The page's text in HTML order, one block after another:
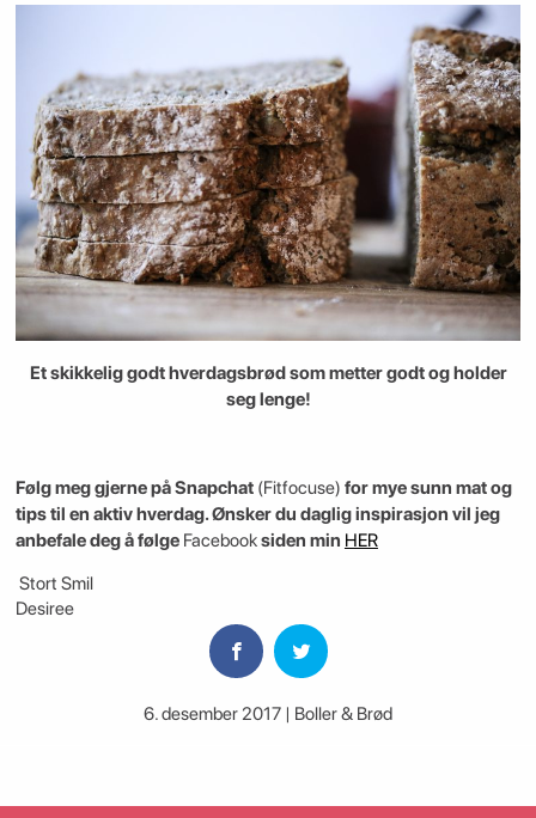
Et skikkelig godt hverdagsbrød som metter godt og holder
seg lenge!
Følg meg gjerne på Snapchat (Fitfocuse) for mye sunn mat og
tips til en aktiv hverdag. Ønsker du daglig inspirasjon vil jeg
anbefale deg å følge Facebooksiden min HER
Stort Smil
Desiree
6. desember 2017 | Boller & Brød